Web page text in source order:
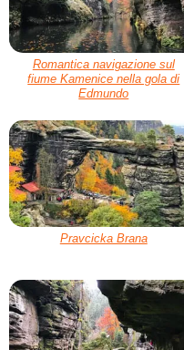
Romantica navigazione sul
fiume Kamenice nella gola di
Edmundo
Pravcicka Brana